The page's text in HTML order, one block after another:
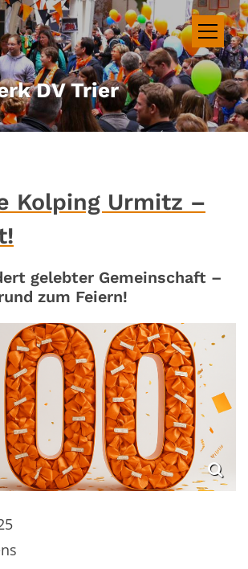
DV Trier
Kolping Urmitz –
gelebter Gemeinschaft –
zum Feiern!